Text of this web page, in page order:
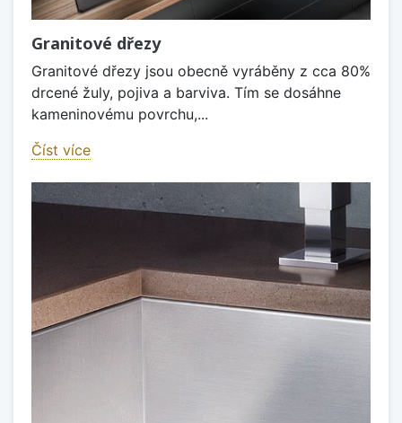
Granitové dřezy
Granitové dřezy jsou obecně vyráběny z cca 80%
drcené žuly, pojiva a barviva. Tím se dosáhne
kameninovému povrchu,...
Číst více